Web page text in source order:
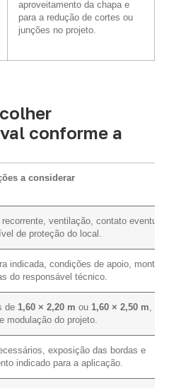
aproveitamento da chapa e
para a redução de cortes ou
junções no projeto.
conforme a
a considerar
recorrente, ventilação, contato eventual
de proteção do local.
indicada, condições de apoio,
do responsável técnico.
de 1,60 × 2,20 m ou 1,60 × 2,50 m,
modulação do projeto.
exposição das bordas e
indicado para a aplicação.